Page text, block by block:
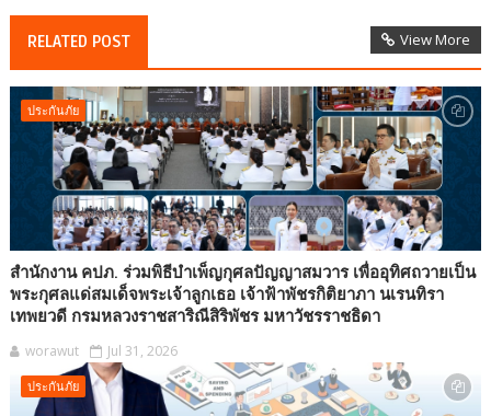
RELATED POST View More
ประกันภัย
สำนักงาน คปภ. ร่วมพิธีบำเพ็ญกุศลปัญญาสมวาร เพื่ออุทิศถวายเป็น
พระกุศลแด่สมเด็จพระเจ้าลูกเธอ เจ้าฟ้าพัชรกิติยาภา นเรนทิรา
เทพยวดี กรมหลวงราชสาริณีสิริพัชร มหาวัชรราชธิดา
worawut Jul 31, 2026
ประกันภัย